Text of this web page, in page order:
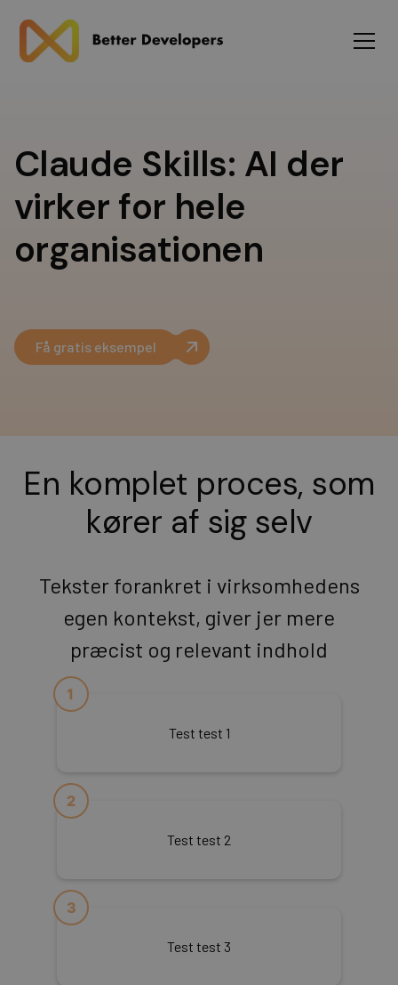
Claude Skills: AI der
virker for hele
organisationen
Få gratis eksempel
En komplet proces, som
kører af sig selv
Tekster forankret i virksomhedens
egen kontekst, giver jer mere
præcist og relevant indhold
Test test 1
Test test 2
Test test 3